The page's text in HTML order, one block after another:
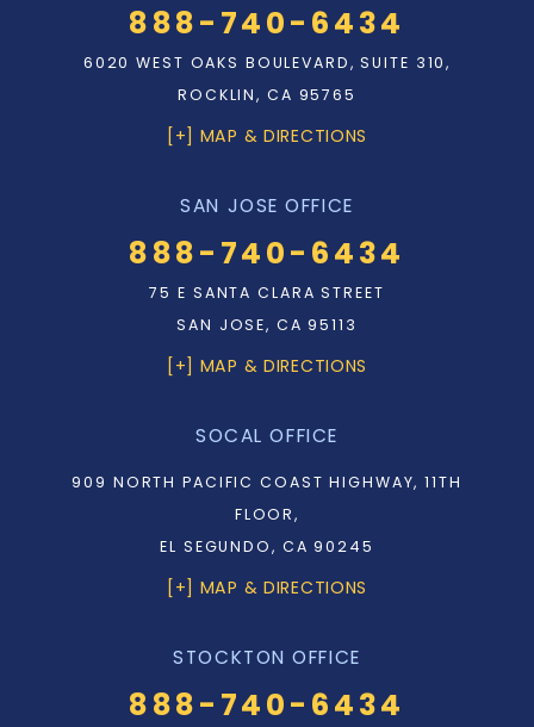
888-740-6434
6020 WEST OAKS BOULEVARD, SUITE 310,
ROCKLIN, CA 95765
[+] MAP & DIRECTIONS
SAN JOSE OFFICE
888-740-6434
75 E SANTA CLARA STREET
SAN JOSE, CA 95113
[+] MAP & DIRECTIONS
SOCAL OFFICE
909 NORTH PACIFIC COAST HIGHWAY, 11TH
FLOOR,
EL SEGUNDO, CA 90245
[+] MAP & DIRECTIONS
STOCKTON OFFICE
888-740-6434